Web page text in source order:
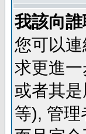
我該向
您可以
求更進
或者其
等), 管理